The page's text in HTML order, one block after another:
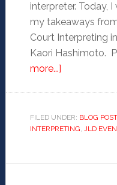
interpreter. Today,
my takeaways
Court Interpreting
Kaori Hashimoto.
more...]
FILED UNDER: BLOG
INTERPRETING, JLD